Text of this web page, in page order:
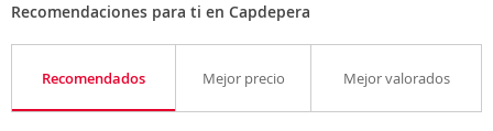
Recomendaciones para ti en Capdepera
Recomendados Mejor precio Mejor valorados